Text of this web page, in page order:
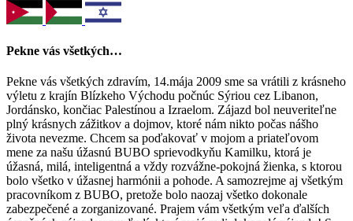
Pekne vás všetkých…
Pekne vás všetkých zdravím, 14.mája 2009 sme sa vrátili z krásneho
výletu z krajín Blízkeho Východu počnúc Sýriou cez Libanon,
Jordánsko, končiac Palestínou a Izraelom. Zájazd bol neuveriteľne
plný krásnych zážitkov a dojmov, ktoré nám nikto počas nášho
života nevezme. Chcem sa poďakovať v mojom a priateľovom
mene za našu úžasnú BUBO sprievodkyňu Kamilku, ktorá je
úžasná, milá, inteligentná a vždy rozvážne-pokojná žienka, s ktorou
bolo všetko v úžasnej harmónii a pohode. A samozrejme aj všetkým
pracovníkom z BUBO, pretože bolo naozaj všetko dokonale
zabezpečené a zorganizované. Prajem vám všetkým veľa ďalších